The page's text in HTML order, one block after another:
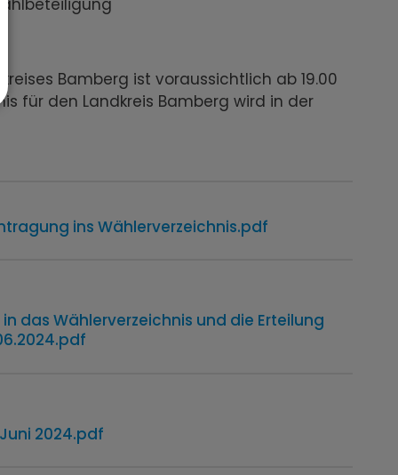
Bamberg ist voraussichtlich ab 19.00
für den Landkreis Bamberg wird in der
ins Wählerverzeichnis.pdf
das Wählerverzeichnis und die Erteilung
2024.pdf